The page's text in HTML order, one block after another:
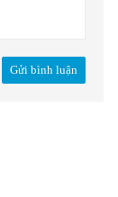
Gửi bình luận